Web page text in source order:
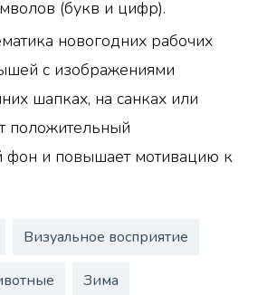
(букв и цифр).
новогодних рабочих
с изображениями
шапках, на санках или
положительный
фон и повышает мотивацию к
Визуальное восприятие
Зима